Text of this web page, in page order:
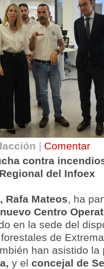
| Comentar
contra
del Infoex
Rafa Mateos, ha
nuevo Centro
en la sede del
de
han asistido la
y el concejal de